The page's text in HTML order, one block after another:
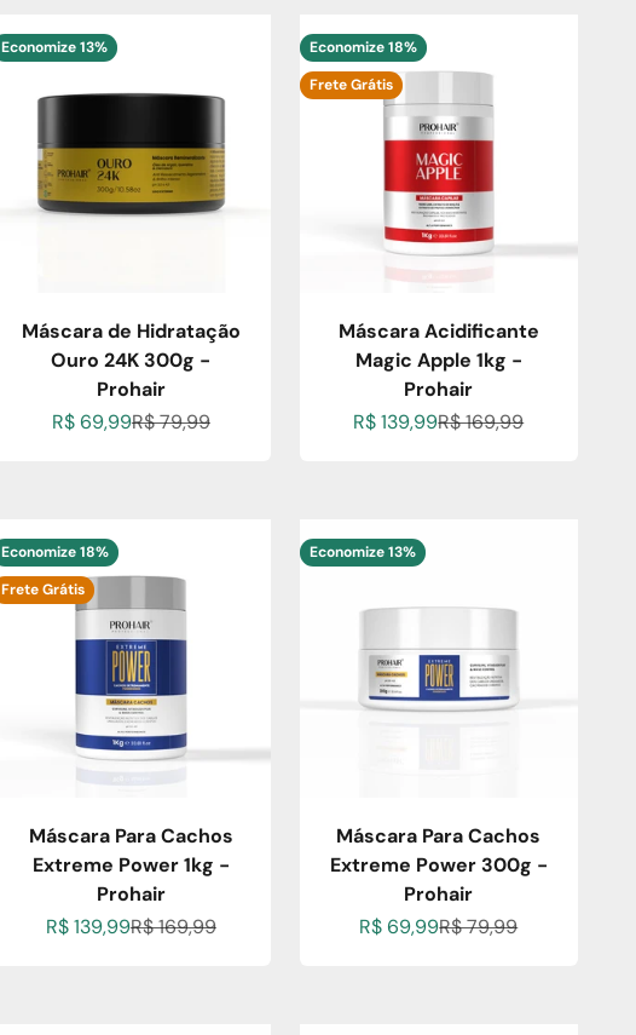
Economize 13%
Máscara de Hidratação
Ouro 24K 300g -
Prohair
Preço promocional
R$ 69,99Preço normal
R$ 79,99
Economize 18%
Frete Grátis
Máscara Acidificante
Magic Apple 1kg -
Prohair
Preço promocional
R$ 139,99Preço normal
R$ 169,99
Economize 18%
Frete Grátis
Máscara Para Cachos
Extreme Power 1kg -
Prohair
Preço promocional
R$ 139,99Preço normal
R$ 169,99
Economize 13%
Máscara Para Cachos
Extreme Power 300g -
Prohair
Preço promocional
R$ 69,99Preço normal
R$ 79,99